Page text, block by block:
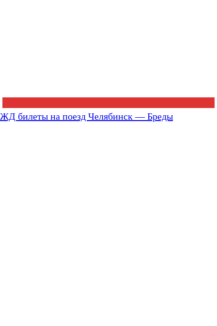
ЖД билеты на поезд Челябинск — Бреды